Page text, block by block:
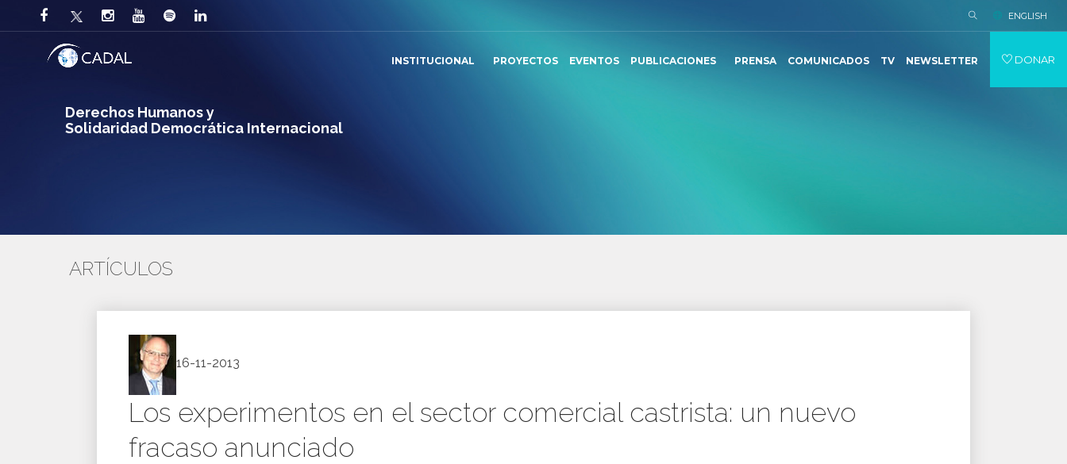
Derechos Humanos y
Solidaridad Democrática Internacional
ENGLISH
INSTITUCIONAL PROYECTOS EVENTOS PUBLICACIONES PRENSA COMUNICADOS TV NEWSLETTER DONAR
ARTÍCULOS
16-11-2013
Los experimentos en el sector comercial castrista: un nuevo
fracaso anunciado